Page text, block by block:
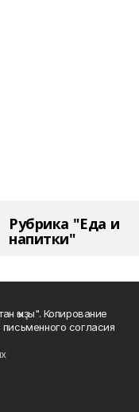
Рубрика "Еда и
напитки"
ҡыҙы". Копирование
согласия